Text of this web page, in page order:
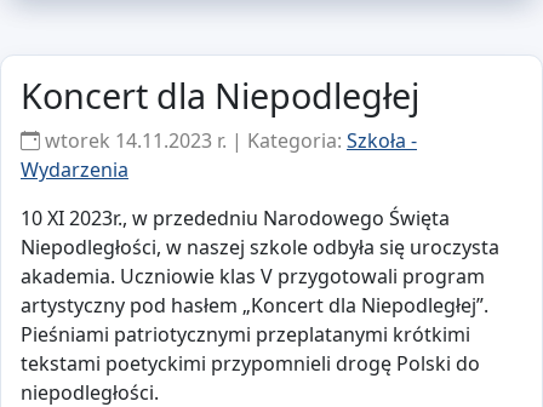
Koncert dla Niepodległej
wtorek 14.11.2023 r. | Kategoria: Szkoła -
Wydarzenia
10 XI 2023r., w przededniu Narodowego Święta
Niepodległości, w naszej szkole odbyła się uroczysta
akademia. Uczniowie klas V przygotowali program
artystyczny pod hasłem „Koncert dla Niepodległej”.
Pieśniami patriotycznymi przeplatanymi krótkimi
tekstami poetyckimi przypomnieli drogę Polski do
niepodległości.